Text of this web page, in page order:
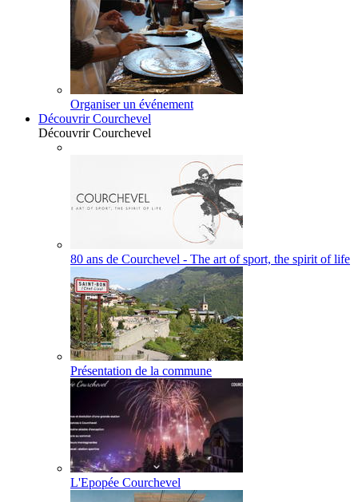
Organiser un événement
Découvrir Courchevel
Découvrir Courchevel
80 ans de Courchevel - The art of sport, the spirit of life
Présentation de la commune
L'Epopée Courchevel